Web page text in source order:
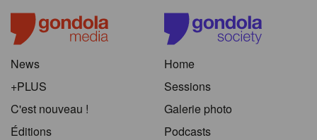
News
+PLUS
C'est nouveau !
Éditions
Home
Sessions
Galerie photo
Podcasts